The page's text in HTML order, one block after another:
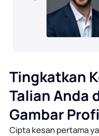
Tingkatkan
Talian Anda
Gambar
Cipta kesan pertama